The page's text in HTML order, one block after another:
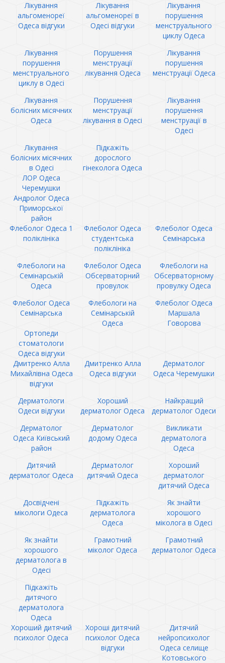
Лікування
альгоменореї
Одеса відгуки
Лікування
альгоменореї в
Одесі відгуки
Лікування
порушення
менструального
циклу Одеса
Лікування
порушення
менструального
циклу в Одесі
Порушення
менструації
лікування Одеса
Лікування
порушення
менструації Одеса
Лікування
болісних місячних
Одеса
Порушення
менструації
лікування в Одесі
Лікування
порушення
менструації в
Одесі
Лікування
болісних місячних
в Одесі
Підкажіть
дорослого
гінеколога Одеса
ЛОР Одеса
Черемушки
Андролог Одеса
Приморської
район
Флеболог Одеса 1
поліклініка
Флеболог Одеса
студентська
поліклініка
Флеболог Одеса
Семінарська
Флебологи на
Семінарській
Одеса
Флеболог Одеса
Обсерваторний
провулок
Флебологи на
Обсерваторному
провулку Одеса
Флеболог Одеса
Семінарська
Флебологи на
Семінарській
Одеса
Флеболог Одеса
Маршала
Говорова
Ортопеди
стоматологи
Одеса відгуки
Дмитренко Алла
Михайлівна Одеса
відгуки
Дмитренко Алла
Одеса відгуки
Дерматолог
Одеса Черемушки
Дерматологи
Одеси відгуки
Хороший
дерматолог Одеса
Найкращий
дерматолог Одеси
Дерматолог
Одеса Київський
район
Дерматолог
додому Одеса
Викликати
дерматолога
Одеса
Дитячий
дерматолог Одеса
Дерматолог
дитячий Одеса
Хороший
дерматолог
дитячий Одеса
Досвідчені
мікологи Одеса
Підкажіть
дерматолога
Одеса
Як знайти
хорошого
міколога в Одесі
Як знайти
хорошого
дерматолога в
Одесі
Грамотний
міколог Одеса
Грамотний
дерматолог Одеса
Підкажіть
дитячого
дерматолога
Одеса
Хороший дитячий
психолог Одеса
Хороші дитячий
психолог Одеса
відгуки
Дитячий
нейропсихолог
Одеса селище
Котовського